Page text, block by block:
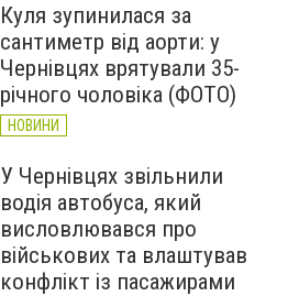
Куля зупинилася за
сантиметр від аорти: у
Чернівцях врятували 35-
річного чоловіка (ФОТО)
НОВИНИ
У Чернівцях звільнили
водія автобуса, який
висловлювався про
військових та влаштував
конфлікт із пасажирами